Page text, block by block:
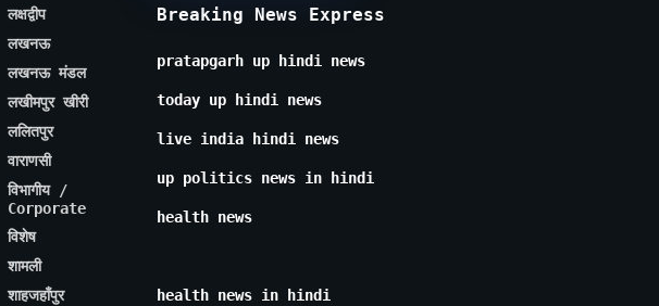
लक्षद्वीप
लखनऊ
लखनऊ मंडल
लखीमपुर खीरी
ललितपुर
वाराणसी
विभागीय /
Corporate
विशेष
शामली
शाहजहाँपुर
Breaking News Express
pratapgarh up hindi news
today up hindi news
live india hindi news
up politics news in hindi
health news
health news in hindi